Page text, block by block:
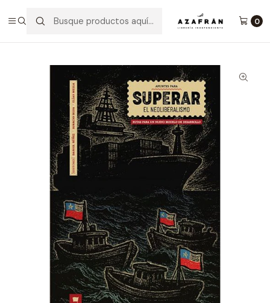
0
Economía Y Negocios
Apuntes Para Superar El Neoliberalismo. Rutas Para Un
Nuevo Modelo De Desarrollo